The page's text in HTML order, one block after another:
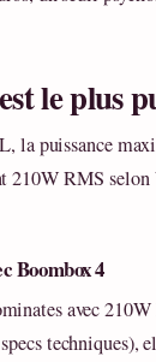
le plus
la puissance
210W RMS
Boombox 4
avec
techniques),